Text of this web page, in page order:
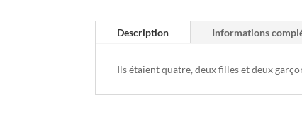
Description Informations
Ils étaient quatre, deux filles et deux